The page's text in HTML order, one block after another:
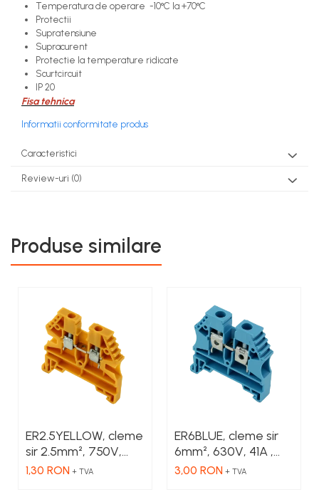
Temperatura de operare -10°C la +70°C
Protectii
Supratensiune
Supracurent
Protectie la temperature ridicate
Scurtcircuit
IP 20
Fisa tehnica
Informatii conformitate produs
Caracteristici
Review-uri (0)
Produse similare
ER2.5YELLOW, cleme
sir 2.5mm², 750V,
24A , culoare
1,30 RON + TVA
ER6BLUE, cleme sir
6mm², 630V, 41A ,
culoare albastru
3,00 RON + TVA